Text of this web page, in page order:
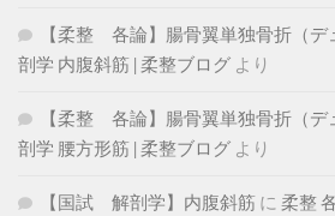
【柔整 各論】腸骨翼単独骨折（デ
剖学 内腹斜筋 | 柔整ブログ より
【柔整 各論】腸骨翼単独骨折（デ
剖学 腰方形筋 | 柔整ブログ より
【国試 解剖学】内腹斜筋 に 柔整